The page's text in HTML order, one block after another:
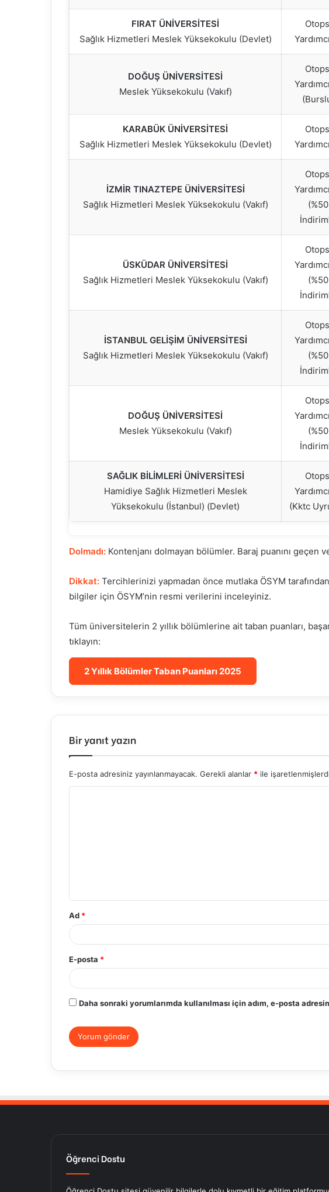
FIRAT ÜNİVERSİTESİ
Sağlık Hizmetleri Meslek Yüksekokulu (Devlet)
DOĞUŞ ÜNİVERSİTESİ
Meslek Yüksekokulu (Vakıf)
KARABÜK ÜNİVERSİTESİ
Sağlık Hizmetleri Meslek Yüksekokulu (Devlet)
İZMİR TINAZTEPE ÜNİVERSİTESİ
Sağlık Hizmetleri Meslek Yüksekokulu (Vakıf)
(%50
ÜSKÜDAR ÜNİVERSİTESİ
Sağlık Hizmetleri Meslek Yüksekokulu (Vakıf)
(%50
İSTANBUL GELİŞİM ÜNİVERSİTESİ
Sağlık Hizmetleri Meslek Yüksekokulu (Vakıf)
(%50
DOĞUŞ ÜNİVERSİTESİ
Meslek Yüksekokulu (Vakıf)
(%50
SAĞLIK BİLİMLERİ ÜNİVERSİTESİ
Hamidiye Sağlık Hizmetleri Meslek
Yüksekokulu (İstanbul) (Devlet)
(Kktc
Dolmadı: Kontenjanı dolmayan bölümler. Baraj puanını geçen
Dikkat: Tercihlerinizi yapmadan önce mutlaka ÖSYM
bilgiler için ÖSYM’nin resmi verilerini inceleyiniz.
Tüm üniversitelerin 2 yıllık bölümlerine ait taban puanları,
tıklayın:
2 Yıllık Bölümler Taban Puanları 2025
Bir yanıt yazın
E-posta adresiniz yayınlanmayacak. Gerekli alanlar * ile
Ad *
E-posta *
Daha sonraki yorumlarımda kullanılması için adım, e-posta
Öğrenci Dostu